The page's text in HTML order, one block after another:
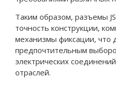
Таким образом, разъемы
точность конструкции,
механизмы фиксации, что
предпочтительным
электрических
отраслей.